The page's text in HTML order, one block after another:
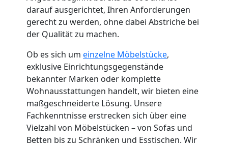
darauf ausgerichtet, Ihren Anforderungen
gerecht zu werden, ohne dabei Abstriche bei
der Qualität zu machen.
Ob es sich um einzelne Möbelstücke,
exklusive Einrichtungsgegenstände
bekannter Marken oder komplette
Wohnausstattungen handelt, wir bieten eine
maßgeschneiderte Lösung. Unsere
Fachkenntnisse erstrecken sich über eine
Vielzahl von Möbelstücken – von Sofas und
Betten bis zu Schränken und Esstischen. Wir
Möbeltaxi
Feldkirch
Kleintransport
Feldkirch